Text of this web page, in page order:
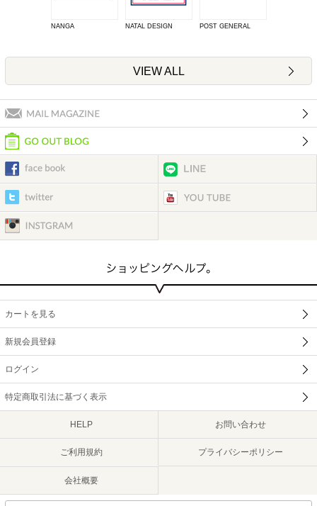
NANGA NATAL DESIGN POST GENERAL
VIEW ALL
カートを見る
新規会員登録
ログイン
特定商取引法に基づく表示
HELP お問い合わせ
ご利用規約 プライバシーポリシー
会社概要